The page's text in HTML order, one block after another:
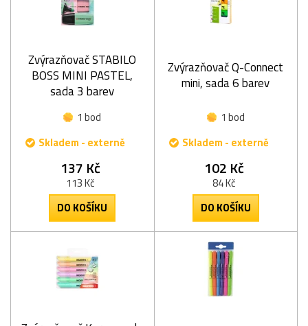
Zvýrazňovač STABILO
BOSS MINI PASTEL,
sada 3 barev
1 bod
Skladem - externě
137 Kč
113 Kč
DO KOŠÍKU
Zvýrazňovač Q-Connect
mini, sada 6 barev
1 bod
Skladem - externě
102 Kč
84 Kč
DO KOŠÍKU